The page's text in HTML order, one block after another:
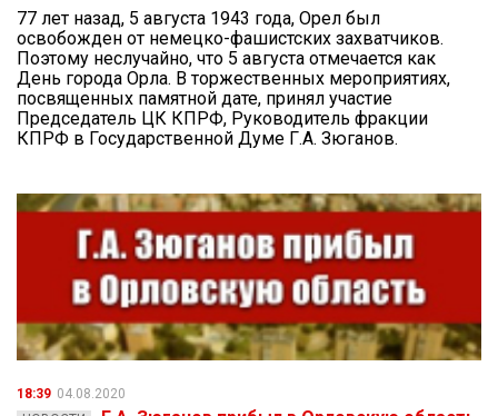
77 лет назад, 5 августа 1943 года, Орел был
освобожден от немецко-фашистских захватчиков.
Поэтому неслучайно, что 5 августа отмечается как
День города Орла. В торжественных мероприятиях,
посвященных памятной дате, принял участие
Председатель ЦК КПРФ, Руководитель фракции
КПРФ в Государственной Думе Г.А. Зюганов.
18:39 04.08.2020